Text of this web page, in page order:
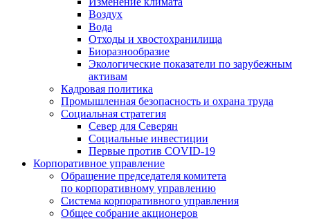
Воздух
Вода
Отходы и хвостохранилища
Биоразнообразие
Экологические показатели по зарубежным
активам
Кадровая политика
Промышленная безопасность и охрана труда
Социальная стратегия
Север для Северян
Социальные инвестиции
Первые против COVID‑19
Корпоративное управление
Обращение председателя комитета
по корпоративному управлению
Система корпоративного управления
Общее собрание акционеров